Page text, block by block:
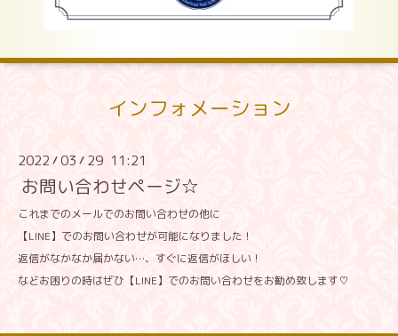
インフォメーション
2022 /03 / 29 11:21
お問い合わせページ☆
これまでのメールでのお問い合わせの他に
【LINE】でのお問い合わせが可能になりました！
返信がなかなか届かない…、すぐに返信がほしい！
などお困りの時はぜひ【LINE】でのお問い合わせをお勧め致します♡